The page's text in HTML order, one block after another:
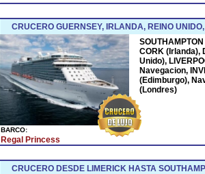
CRUCERO GUERNSEY, IRLANDA, REINO
BARCO:
Regal Princess
CORK (Irlanda),
Unido),
Navegacion,
(Edimburgo),
(Londres)
CRUCERO DESDE LIMERICK HASTA